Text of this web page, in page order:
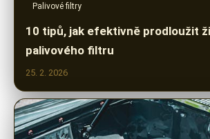
Palivové filtry
10 tipů, jak efektivně prodloužit
palivového filtru
25. 2. 2026